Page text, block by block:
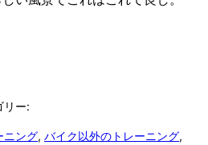
リー:
ニング, バイク以外のトレーニング